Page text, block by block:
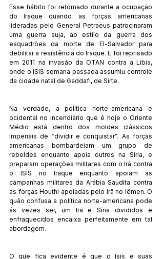
Esse hábito foi retomado durante a ocupação
do Iraque quando as forças americanas
lideradas pelo General Petraeus patrocinaram
uma guerra suja, ao estilo da guerra dos
esquadrões da morte de El-Salvador para
debilitar a resistência do Iraque. E foi reprisado
em 2011 na invasão da OTAN contra a Líbia,
onde o ISIS semana passada assumiu controle
da cidade natal de Gaddafi, de Sirte.
Na verdade, a política norte-americana e
ocidental no incendiário que é hoje o Oriente
Médio está dentro dos moldes clássicos
imperiais de “dividir e conquistar”. As forças
americanas bombardeiam um grupo de
rebeldes enquanto apoia outros na Síria, e
preparam operações militares com o Irã contra
o ISIS no Iraque enquanto apoiam as
campanhas militares da Arábia Saudita contra
as forças Houthi apoiadas pelo Irã no Iêmen. O
quão confusa a política norte-americana pode
ás vezes ser, um Irã e Síria divididos e
enfraquecidos encaixa perfeitamente em tal
abordagem.
O que fica evidente é que o Isis e suas